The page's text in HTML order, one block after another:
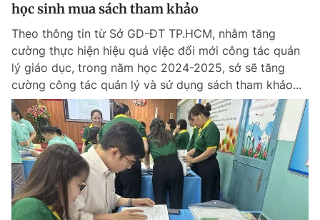
học sinh mua sách tham khảo
Theo thông tin từ Sở GD-ĐT TP.HCM, nhằm tăng
cường thực hiện hiệu quả việc đổi mới công tác quản
lý giáo dục, trong năm học 2024-2025, sở sẽ tăng
cường công tác quản lý và sử dụng sách tham khảo...